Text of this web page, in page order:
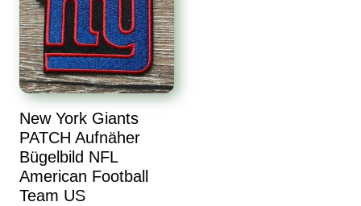
New York Giants
PATCH Aufnäher
Bügelbild NFL
American Football
Team US